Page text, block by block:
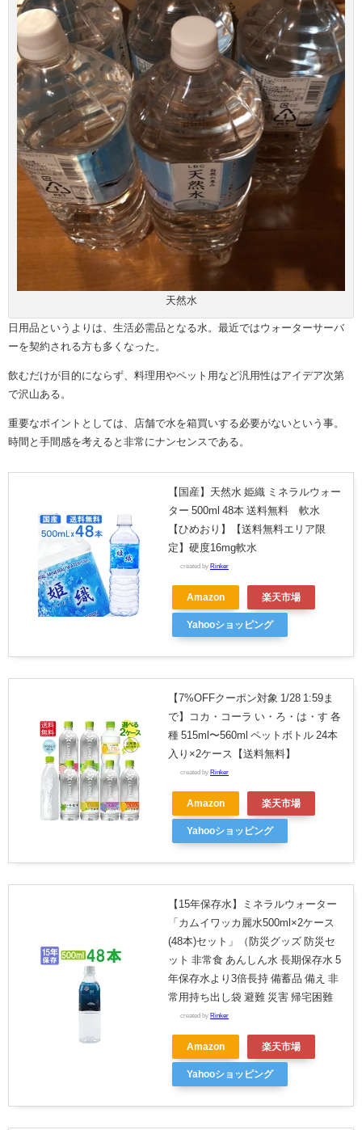
天然水
日用品というよりは、生活必需品となる水。最近ではウォーターサーバ
ーを契約される方も多くなった。
飲むだけが目的にならず、料理用やペット用など汎用性はアイデア次第
で沢山ある。
重要なポイントとしては、店舗で水を箱買いする必要がないという事。
時間と手間感を考えると非常にナンセンスである。
【国産】天然水 姫織 ミネラルウォー
ター 500ml 48本 送料無料 軟水
【ひめおり】【送料無料エリア限
定】硬度16mg軟水
created by Rinker
Amazon 楽天市場
Yahooショッピング
【7%OFFクーポン対象 1/28 1:59ま
で】コカ・コーラ い・ろ・は・す 各
種 515ml〜560ml ペットボトル 24本
入り×2ケース【送料無料】
created by Rinker
Amazon 楽天市場
Yahooショッピング
【15年保存水】ミネラルウォーター
「カムイワッカ麗水500ml×2ケース
(48本)セット」（防災グッズ 防災セ
ット 非常食 あんしん水 長期保存水 5
年保存水より3倍長持 備蓄品 備え 非
常用持ち出し袋 避難 災害 帰宅困難
created by Rinker
Amazon 楽天市場
Yahooショッピング